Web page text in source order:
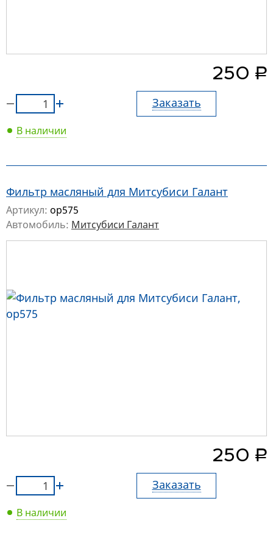
250 руб.
Заказать
В наличии
Фильтр масляный для Митсубиси Галант
Артикул: op575
Автомобиль: Митсубиси Галант
250 руб.
Заказать
В наличии